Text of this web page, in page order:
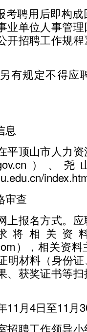
聘用后即构成
业单位人事管
开招聘工作规
规定不得应
息
顶山市人力资
）、
查
报名方式。应
将相关资
），相关资
明材料（身份
、获奖证书等
月4日至11月
聘工作领导小